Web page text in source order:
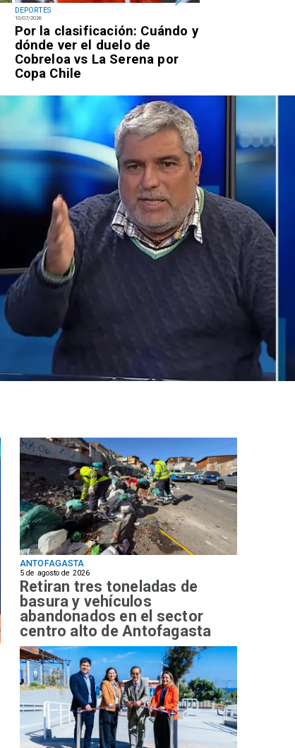
DEPORTES
10/07/2026
Por la clasificación: Cuándo y
dónde ver el duelo de
Cobreloa vs La Serena por
Copa Chile
ANTOFAGASTA
5 de agosto de 2026
Retiran tres toneladas de
basura y vehículos
abandonados en el sector
centro alto de Antofagasta